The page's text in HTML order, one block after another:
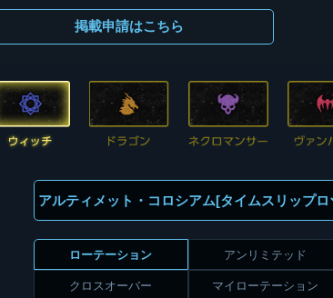
掲載申請はこちら
ローテーション アンリミテッド
クロスオーバー マイローテーション